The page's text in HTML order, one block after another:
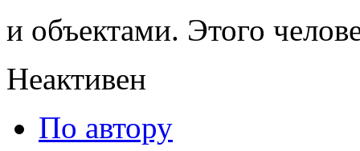
и объектами. Этого
Неактивен
По автору